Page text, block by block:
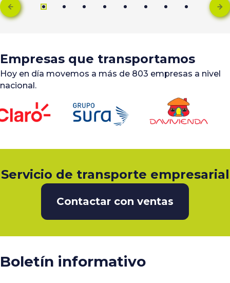
Empresas que transportamos
Hoy en día movemos a más de 803 empresas a nivel
nacional.
Servicio de transporte empresarial
Contactar con ventas
Boletín informativo